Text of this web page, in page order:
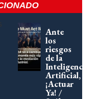
Ante
los
riesgos
de la
Artificial,
¡Actuar
Ya! /